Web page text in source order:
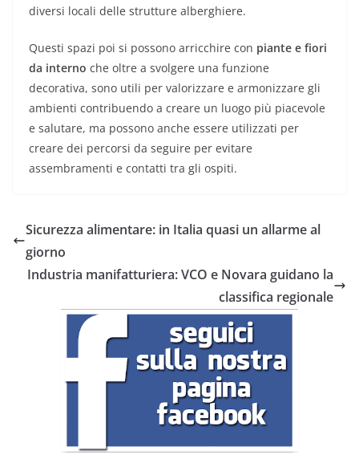
diversi locali delle strutture alberghiere.
Questi spazi poi si possono arricchire con piante e fiori
da interno che oltre a svolgere una funzione
decorativa, sono utili per valorizzare e armonizzare gli
ambienti contribuendo a creare un luogo più piacevole
e salutare, ma possono anche essere utilizzati per
creare dei percorsi da seguire per evitare
assembramenti e contatti tra gli ospiti.
Sicurezza alimentare: in Italia quasi un allarme al
giorno
Industria manifatturiera: VCO e Novara guidano la
classifica regionale